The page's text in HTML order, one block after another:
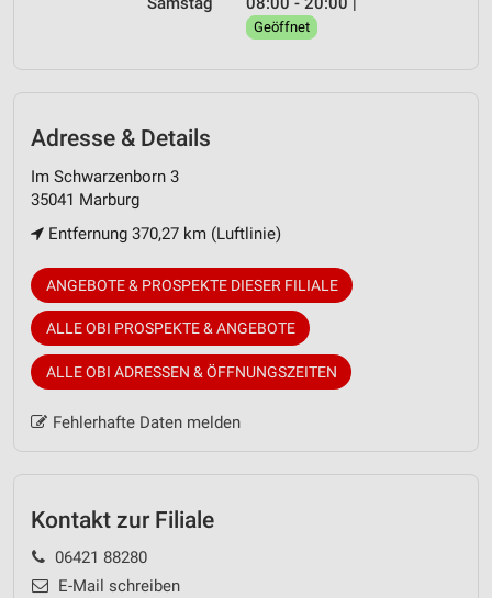
Geöffnet
Adresse & Details
Im Schwarzenborn 3
35041 Marburg
Entfernung 370,27 km (Luftlinie)
ANGEBOTE & PROSPEKTE DIESER FILIALE
ALLE OBI PROSPEKTE & ANGEBOTE
ALLE OBI ADRESSEN & ÖFFNUNGSZEITEN
Fehlerhafte Daten melden
Kontakt zur Filiale
06421 88280
E-Mail schreiben